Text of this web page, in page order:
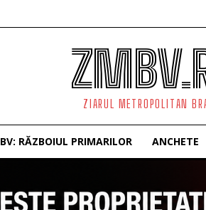
ZIARUL METROPOLITAN
BV: RĂZBOIUL PRIMARILOR ANCHETE